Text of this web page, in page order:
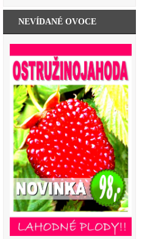
NEVÍDANÉ OVOCE